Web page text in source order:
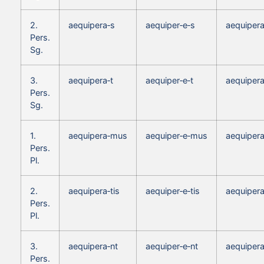
2.
Pers.
Sg.
aequipera‑s aequiper‑e‑s
3.
Pers.
Sg.
aequipera‑t aequiper‑e‑t
1.
Pers.
Pl.
aequipera‑mus aequiper‑e‑mus
2.
Pers.
Pl.
aequipera‑tis aequiper‑e‑tis
3.
Pers.
aequipera‑nt aequiper‑e‑nt